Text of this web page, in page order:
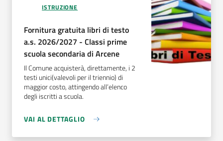
ISTRUZIONE
Fornitura gratuita libri di testo
a.s. 2026/2027 - Classi prime
scuola secondaria di Arcene
Il Comune acquisterà, direttamente, i 2
testi unici(valevoli per il triennio) di
maggior costo, attingendo all’elenco
degli iscritti a scuola.
VAI AL DETTAGLIO